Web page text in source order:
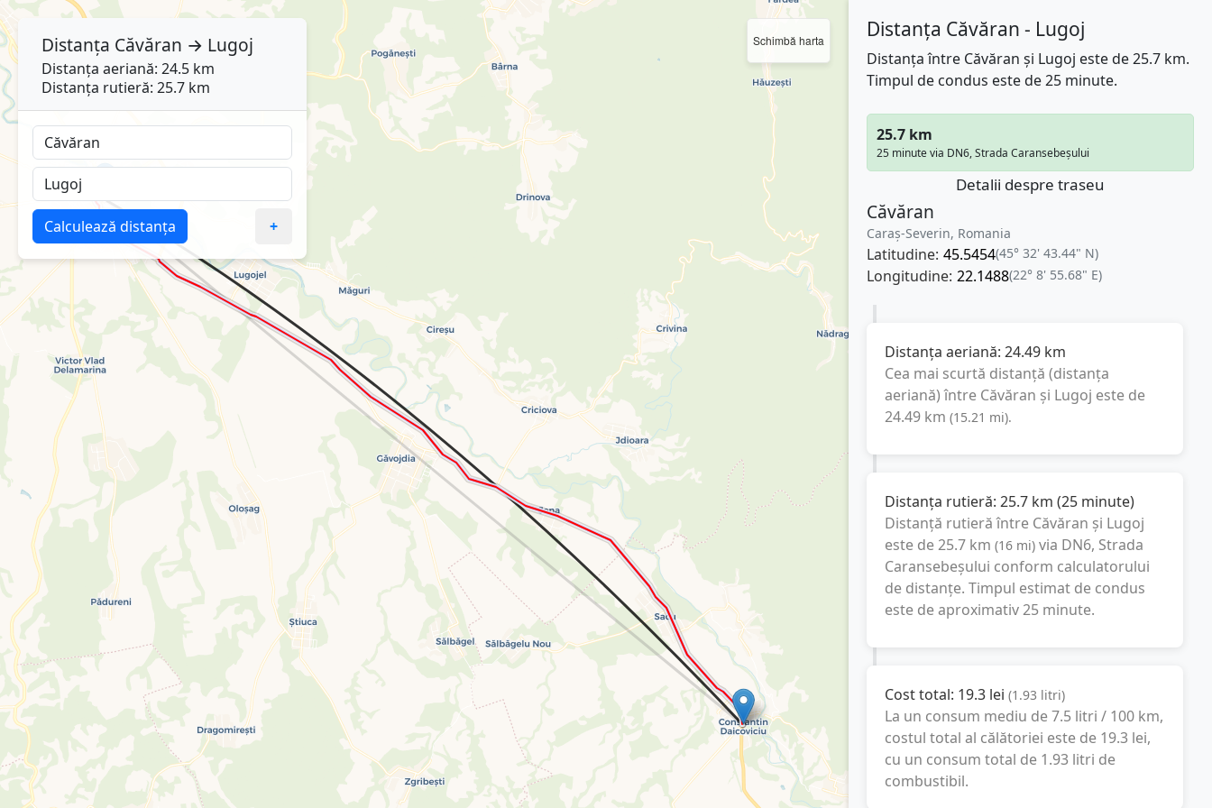
Schimbă harta Distanța Căvăran - Lugoj
Distanța între Căvăran și Lugoj este de 25.7 km.
Timpul de condus este de 25 minute.
25.7 km
25 minute via DN6, Strada Caransebeșului
Detalii despre traseu
Căvăran
Caraș-Severin, Romania
Latitudine: 45.5454(45° 32' 43.44" N)
Longitudine: 22.1488(22° 8' 55.68" E)
Distanța aeriană: 24.49 km
Cea mai scurtă distanță (distanța
aeriană) între Căvăran și Lugoj este de
24.49 km (15.21 mi).
Distanța rutieră: 25.7 km (25 minute)
Distanță rutieră între Căvăran și Lugoj
este de25.7 km (16 mi) via DN6, Strada
Caransebeșului conform calculatorului
de distanțe. Timpul estimat de condus
este de aproximativ25 minute.
Cost total: 19.3 lei (1.93 litri)
La un consum mediu de7.5 litri / 100 km,
costul total al călătoriei este de 19.3 lei,
cu un consum total de 1.93 litri de
combustibil.
Distanța Căvăran → Lugoj
Distanța aeriană: 24.5 km
Distanța rutieră: 25.7 km
Calculează distanța +